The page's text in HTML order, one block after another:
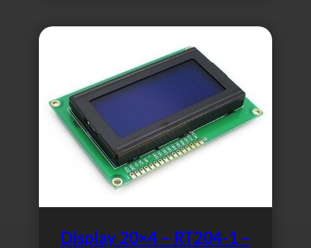
Display 20×4 – RT204-1 –